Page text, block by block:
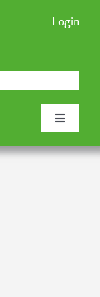
Login
Toggle